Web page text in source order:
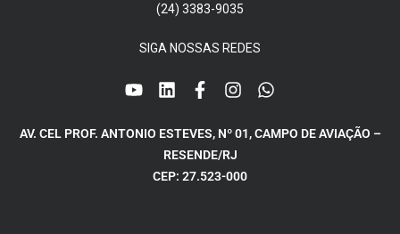
(24) 3383-9035
SIGA NOSSAS REDES
AV. CEL PROF. ANTONIO ESTEVES, Nº 01, CAMPO DE AVIAÇÃO –
RESENDE/RJ
CEP: 27.523-000